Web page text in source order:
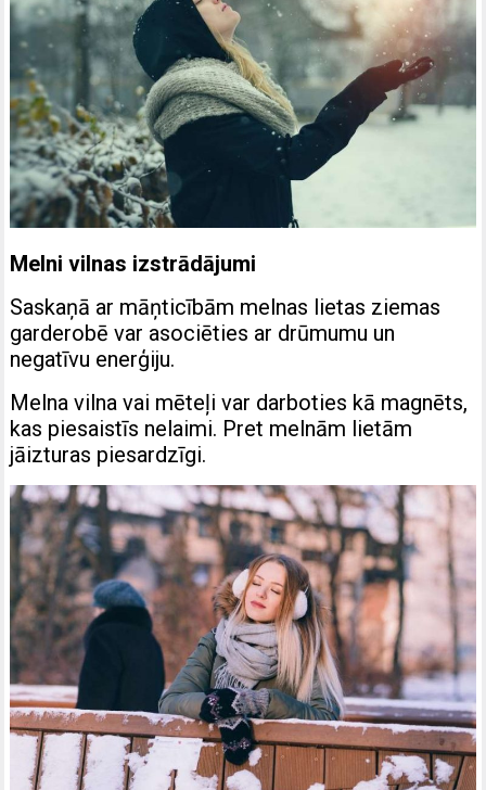
Melni vilnas izstrādājumi
Saskaņā ar māņticībām melnas lietas ziemas
garderobē var asociēties ar drūmumu un
negatīvu enerģiju.
Melna vilna vai mēteļi var darboties kā magnēts,
kas piesaistīs nelaimi. Pret melnām lietām
jāizturas piesardzīgi.